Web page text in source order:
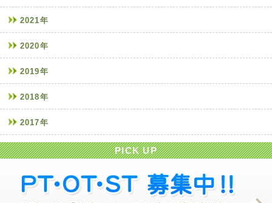
2021年
2020年
2019年
2018年
2017年
PICK UP